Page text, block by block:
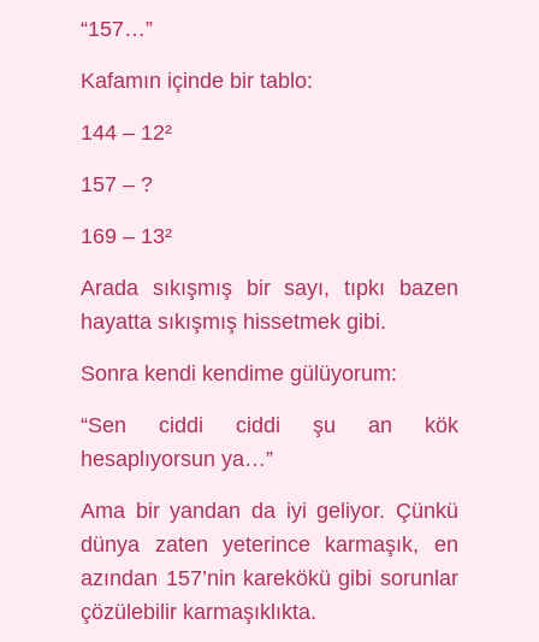
“157…”
Kafamın içinde bir tablo:
144 – 12²
157 – ?
169 – 13²
Arada sıkışmış bir sayı, tıpkı bazen
hayatta sıkışmış hissetmek gibi.
Sonra kendi kendime gülüyorum:
“Sen ciddi ciddi şu an kök
hesaplıyorsun ya…”
Ama bir yandan da iyi geliyor. Çünkü
dünya zaten yeterince karmaşık, en
azından 157’nin karekökü gibi sorunlar
çözülebilir karmaşıklıkta.